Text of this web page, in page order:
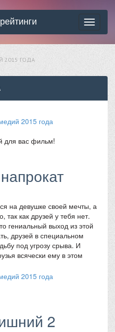
Toggle
2015 ГОДА
для вас фильм!
на девушке своей мечты, а
так как друзей у тебя нет.
гениальный выход из этой
друзей в специальном
под угрозу срыва. И
всячески ему в этом
2